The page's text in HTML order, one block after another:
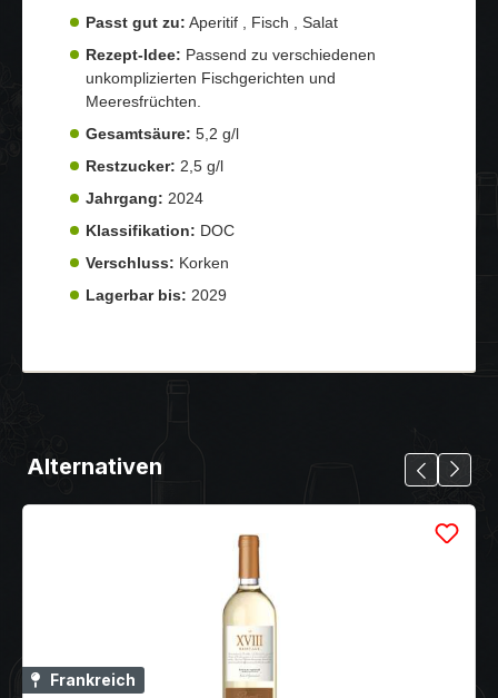
Passt gut zu: Aperitif , Fisch , Salat
Rezept-Idee: Passend zu verschiedenen
unkomplizierten Fischgerichten und
Meeresfrüchten.
Gesamtsäure: 5,2 g/l
Restzucker: 2,5 g/l
Jahrgang: 2024
Klassifikation: DOC
Verschluss: Korken
Lagerbar bis: 2029
Alternativen
Frankreich